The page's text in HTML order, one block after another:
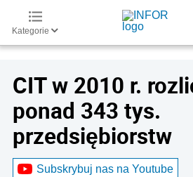
Kategorie
CIT w 2010 r.
ponad 343 tys.
przedsiębiorstw
Subskrybuj nas na Youtube